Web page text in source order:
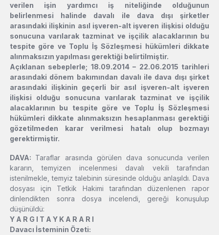
verilen işin yardımcı iş niteliğinde olduğunun
belirlenmesi halinde davalı ile dava dışı şirketler
arasındaki ilişkinin asıl işveren-alt işveren ilişkisi olduğu
sonucuna varılarak tazminat ve işçilik alacaklarının bu
tespite göre ve Toplu İş Sözleşmesi hükümleri dikkate
alınmaksızın yapılması gerektiği belirtilmiştir.
Açıklanan sebeplerle; 18.09.2014 – 22.06.2015 tarihleri
arasındaki dönem bakımından davalı ile dava dışı şirket
arasındaki ilişkinin geçerli bir asıl işveren-alt işveren
ilişkisi olduğu sonucuna varılarak tazminat ve işçilik
alacaklarının bu tespite göre ve Toplu İş Sözleşmesi
hükümleri dikkate alınmaksızın hesaplanması gerektiği
gözetilmeden karar verilmesi hatalı olup bozmayı
gerektirmiştir.
DAVA: Taraflar arasında görülen dava sonucunda verilen
kararın, temyizen incelenmesi davalı vekili tarafından
istenilmekle, temyiz talebinin süresinde olduğu anlaşıldı. Dava
dosyası için Tetkik Hakimi tarafından düzenlenen rapor
dinlendikten sonra dosya incelendi, gereği konuşulup
düşünüldü:
Y A R G I T A Y K A R A R I
Davacı İsteminin Özeti: